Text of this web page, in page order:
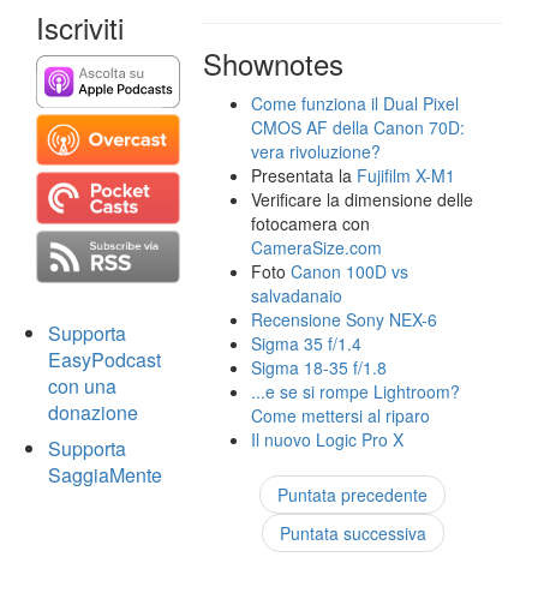
Iscriviti
Supporta
EasyPodcast
con una
donazione
Supporta
SaggiaMente
Shownotes
Come funziona il Dual Pixel
CMOS AF della Canon 70D:
vera rivoluzione?
Presentata la Fujifilm X-M1
Verificare la dimensione delle
fotocamera con
CameraSize.com
FotoCanon 100D vs
salvadanaio
Recensione Sony NEX-6
Sigma 35 f/1.4
Sigma 18-35 f/1.8
...e se si rompe Lightroom?
Come mettersi al riparo
Il nuovo Logic Pro X
Puntata precedente
Puntata successiva